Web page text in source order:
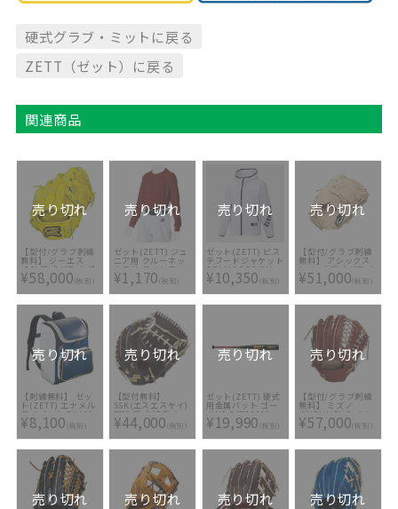
硬式グラブ・ミットに戻る
ZETT（ゼット）に戻る
関連商品
売り切れ
【型付/グラブ刺繍
無料】 ジーエス
(GS) 硬式グラブ 投
手用 GS-EX002-
LIME 右投げLH ST
ライム [ 型付け無料
硬式グラブ刺繍2ヶ
所無料(単色のみ)※
縁取り・影付きの場
合、1ヶ所+3300円
(税込)]
¥58,000(税別)
売り切れ
ゼット(ZETT) ジュ
ニア用 クルーネッ
ク長袖 ライトフィ
ットアンダーシャツ
BO8810J 6801
¥1,170(税別)
売り切れ
ゼット(ZETT) ピス
テフードジャケット
BEAMS DESIGN
BOWP721-1100
¥10,350(税別)
売り切れ
【型付/グラブ刺繍
無料】 アシックス
(asics) 硬式グラブ
ゴールドステージ I-
PRO 3121B116-
150 [ 型付け無料 硬
式グラブ刺繍2ヶ所
無料(単色のみ)※縁
取り・影付きの場
合、1ヶ所+3300円
(税込)]
¥51,000(税別)
売り切れ
【刺繍無料】 ゼッ
ト(ZETT) エナメル
デイパック BA481
2911 [ ☆バッグ刺
繍2ヶ所無料(単色の
み)※縁取り・影付
きの場合、1ヶ所
+3300円(税込)]
¥8,100(税別)
売り切れ
【型付無料】
SSK(エスエスケイ)
野球 硬式 捕手 キャ
ッチャーミット 新
ラベル
PEKM04424-9012
[ ミット型付け無料
¥44,000(税別)
売り切れ
ゼット(ZETT) 硬式
用金属バット ゴー
ダNS BAT13083-
1900
¥19,990(税別)
売り切れ
【型付/グラブ刺繍
無料】 ミズノ
(MIZUNO) ミズノ
プロ 硬式グラブ
5DNAテクノロジー
1AJGH28207-66 [
型付け無料 硬式グ
ラブ刺繍2ヶ所無料
(単色のみ)※縁取
り・影付きの場合、
1ヶ所+3300円(税
込)]
¥57,000(税別)
売り切れ 売り切れ 売り切れ 売り切れ